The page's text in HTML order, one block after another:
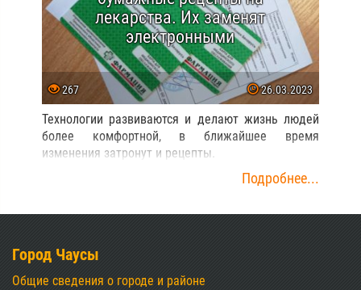
лекарства. Их заменят
электронными
267 26.03.2023
Технологии развиваются и делают жизнь людей
более комфортной, в ближайшее время
изменения затронут и рецепты.
Подробнее...
Город Чаусы
Общие сведения о городе и районе